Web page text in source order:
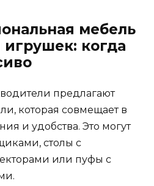
мебель
когда
предлагают
которая совмещает в
и удобства. Это могут
столы с
или пуфы с